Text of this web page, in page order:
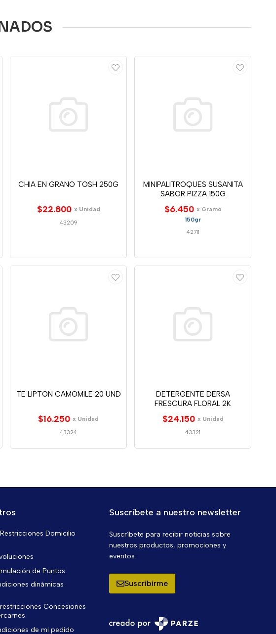
CHIA EN GRANO TOSH 250G
$22.800 x Unidad
43209
MINIPALITROQUES SUSANITA
SABOR PIZZA 150G
$6.450 x Gramo
150gr
42711
TE LIPTON CAMOMILE 20 UND
$16.250 x Unidad
43324
DETERGENTE DERSA
FRESCURA FLORAL 2K
$24.150 x Unidad
43321
Domicilio
de Puntos
dinámicas
Concesiones
de mi pedido
Suscríbete a nuestro newsletter
Suscríbete para recibir noticias sobre
nuestros productos, promociones y
eventos.
Suscribirme